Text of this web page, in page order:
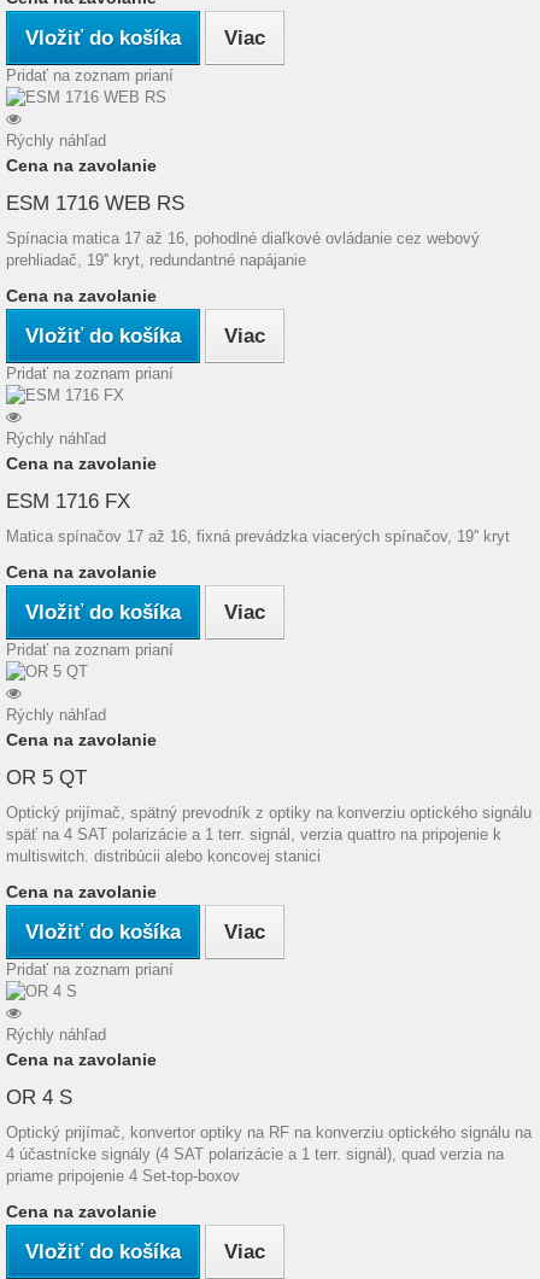
Vložiť do košíka Viac
Pridať na zoznam prianí
Rýchly náhľad
Cena na zavolanie
ESM 1716 WEB RS
Spínacia matica 17 až 16, pohodlné diaľkové ovládanie cez webový
prehliadač, 19'' kryt, redundantné napájanie
Cena na zavolanie
Vložiť do košíka Viac
Pridať na zoznam prianí
Rýchly náhľad
Cena na zavolanie
ESM 1716 FX
Matica spínačov 17 až 16, fixná prevádzka viacerých spínačov, 19'' kryt
Cena na zavolanie
Vložiť do košíka Viac
Pridať na zoznam prianí
Rýchly náhľad
Cena na zavolanie
OR 5 QT
Optický prijímač, spätný prevodník z optiky na konverziu optického signálu
späť na 4 SAT polarizácie a 1 terr. signál, verzia quattro na pripojenie k
multiswitch. distribúcii alebo koncovej stanici
Cena na zavolanie
Vložiť do košíka Viac
Pridať na zoznam prianí
Rýchly náhľad
Cena na zavolanie
OR 4 S
Optický prijímač, konvertor optiky na RF na konverziu optického signálu na
4 účastnícke signály (4 SAT polarizácie a 1 terr. signál), quad verzia na
priame pripojenie 4 Set-top-boxov
Cena na zavolanie
Vložiť do košíka Viac